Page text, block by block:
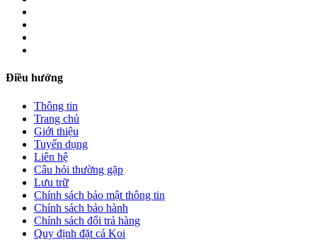
Điều hướng
Thông tin
Trang chủ
Giới thiệu
Tuyển dụng
Liên hệ
Câu hỏi thường gặp
Lưu trữ
Chính sách bảo mật thông tin
Chính sách bảo hành
Chính sách đổi trả hàng
Quy định đặt cá Koi